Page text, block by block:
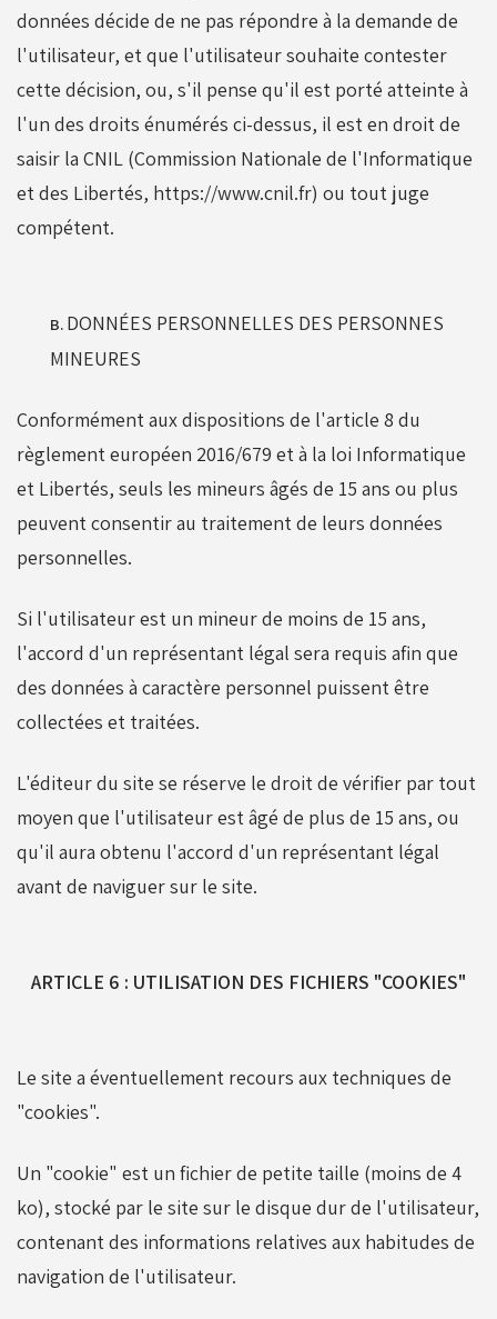
données décide de ne pas répondre à la demande de
l'utilisateur, et que l'utilisateur souhaite contester
cette décision, ou, s'il pense qu'il est porté atteinte à
l'un des droits énumérés ci-dessus, il est en droit de
saisir la CNIL (Commission Nationale de l'Informatique
et des Libertés, https://www.cnil.fr) ou tout juge
compétent.
B. DONNÉES PERSONNELLES DES PERSONNES
MINEURES
Conformément aux dispositions de l'article 8 du
règlement européen 2016/679 et à la loi Informatique
et Libertés, seuls les mineurs âgés de 15 ans ou plus
peuvent consentir au traitement de leurs données
personnelles.
Si l'utilisateur est un mineur de moins de 15 ans,
l'accord d'un représentant légal sera requis afin que
des données à caractère personnel puissent être
collectées et traitées.
L'éditeur du site se réserve le droit de vérifier par tout
moyen que l'utilisateur est âgé de plus de 15 ans, ou
qu'il aura obtenu l'accord d'un représentant légal
avant de naviguer sur le site.
ARTICLE 6 : UTILISATION DES FICHIERS "COOKIES"
Le site a éventuellement recours aux techniques de
"cookies".
Un "cookie" est un fichier de petite taille (moins de 4
ko), stocké par le site sur le disque dur de l'utilisateur,
contenant des informations relatives aux habitudes de
navigation de l'utilisateur.